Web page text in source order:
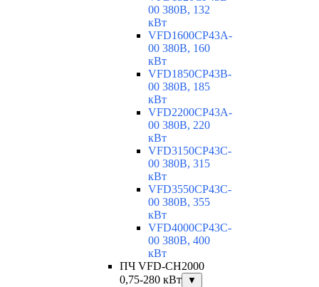
00 380В, 132
кВт
VFD1600CP43A-
00 380В, 160
кВт
VFD1850CP43B-
00 380В, 185
кВт
VFD2200CP43A-
00 380В, 220
кВт
VFD3150CP43C-
00 380В, 315
кВт
VFD3550CP43C-
00 380В, 355
кВт
VFD4000CP43C-
00 380В, 400
кВт
ПЧ VFD-CH2000
0,75-280 кВт
▼